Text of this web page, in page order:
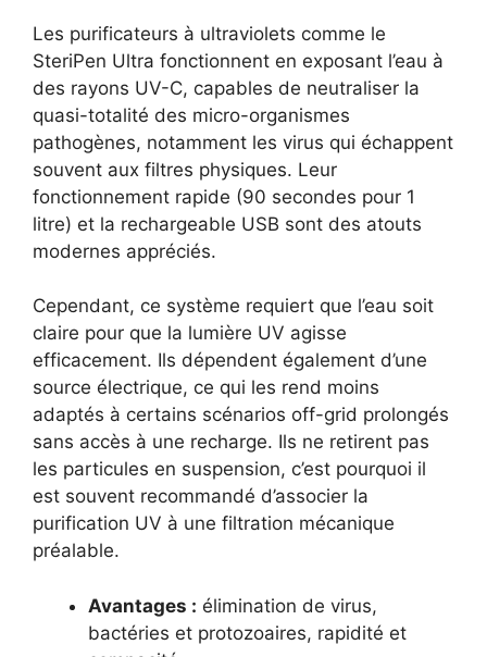
Les purificateurs à ultraviolets comme le
SteriPen Ultra fonctionnent en exposant l’eau à
des rayons UV-C, capables de neutraliser la
quasi-totalité des micro-organismes
pathogènes, notamment les virus qui échappent
souvent aux filtres physiques. Leur
fonctionnement rapide (90 secondes pour 1
litre) et la rechargeable USB sont des atouts
modernes appréciés.
Cependant, ce système requiert que l’eau soit
claire pour que la lumière UV agisse
efficacement. Ils dépendent également d’une
source électrique, ce qui les rend moins
adaptés à certains scénarios off-grid prolongés
sans accès à une recharge. Ils ne retirent pas
les particules en suspension, c’est pourquoi il
est souvent recommandé d’associer la
purification UV à une filtration mécanique
préalable.
Avantages : élimination de virus,
bactéries et protozoaires, rapidité et